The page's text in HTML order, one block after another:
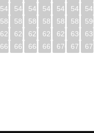
543 544 545 546 547 548 549
584 585 586 587 588 589 590
625 626 627 628 629 630 631
666 667 668 669 670 671 672